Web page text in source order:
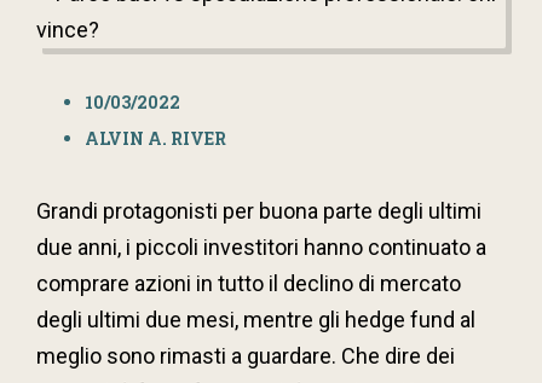
10/03/2022
ALVIN A. RIVER
Grandi protagonisti per buona parte degli ultimi
due anni, i piccoli investitori hanno continuato a
comprare azioni in tutto il declino di mercato
degli ultimi due mesi, mentre gli hedge fund al
meglio sono rimasti a guardare. Che dire dei